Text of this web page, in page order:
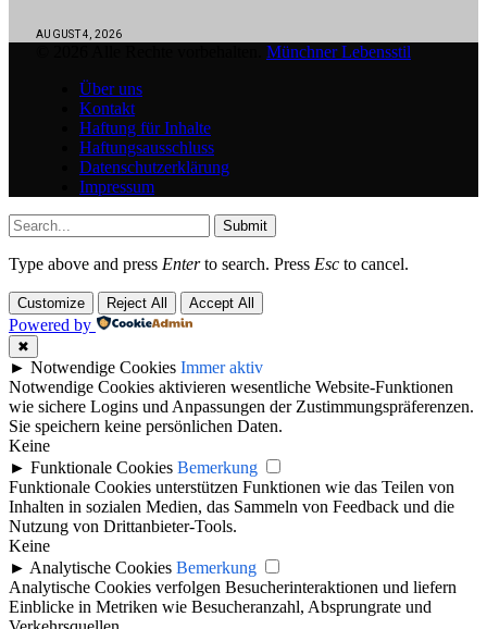
AUGUST 4, 2026
Münchner Lebensstil
Über uns
Kontakt
Haftung für Inhalte
Haftungsausschluss
Datenschutzerklärung
Impressum
Submit
Type above and press Enterto search. Press Esc to cancel.
Customize Reject All Accept All
Powered by
✖
► Notwendige Cookies Immer aktiv
Notwendige Cookies aktivieren wesentliche Website-Funktionen
wie sichere Logins und Anpassungen der Zustimmungspräferenzen.
Sie speichern keine persönlichen Daten.
Keine
► Funktionale Cookies Bemerkung
Funktionale Cookies unterstützen Funktionen wie das Teilen von
Inhalten in sozialen Medien, das Sammeln von Feedback und die
Nutzung von Drittanbieter-Tools.
Keine
► Analytische Cookies Bemerkung
Analytische Cookies verfolgen Besucherinteraktionen und liefern
Einblicke in Metriken wie Besucheranzahl, Absprungrate und